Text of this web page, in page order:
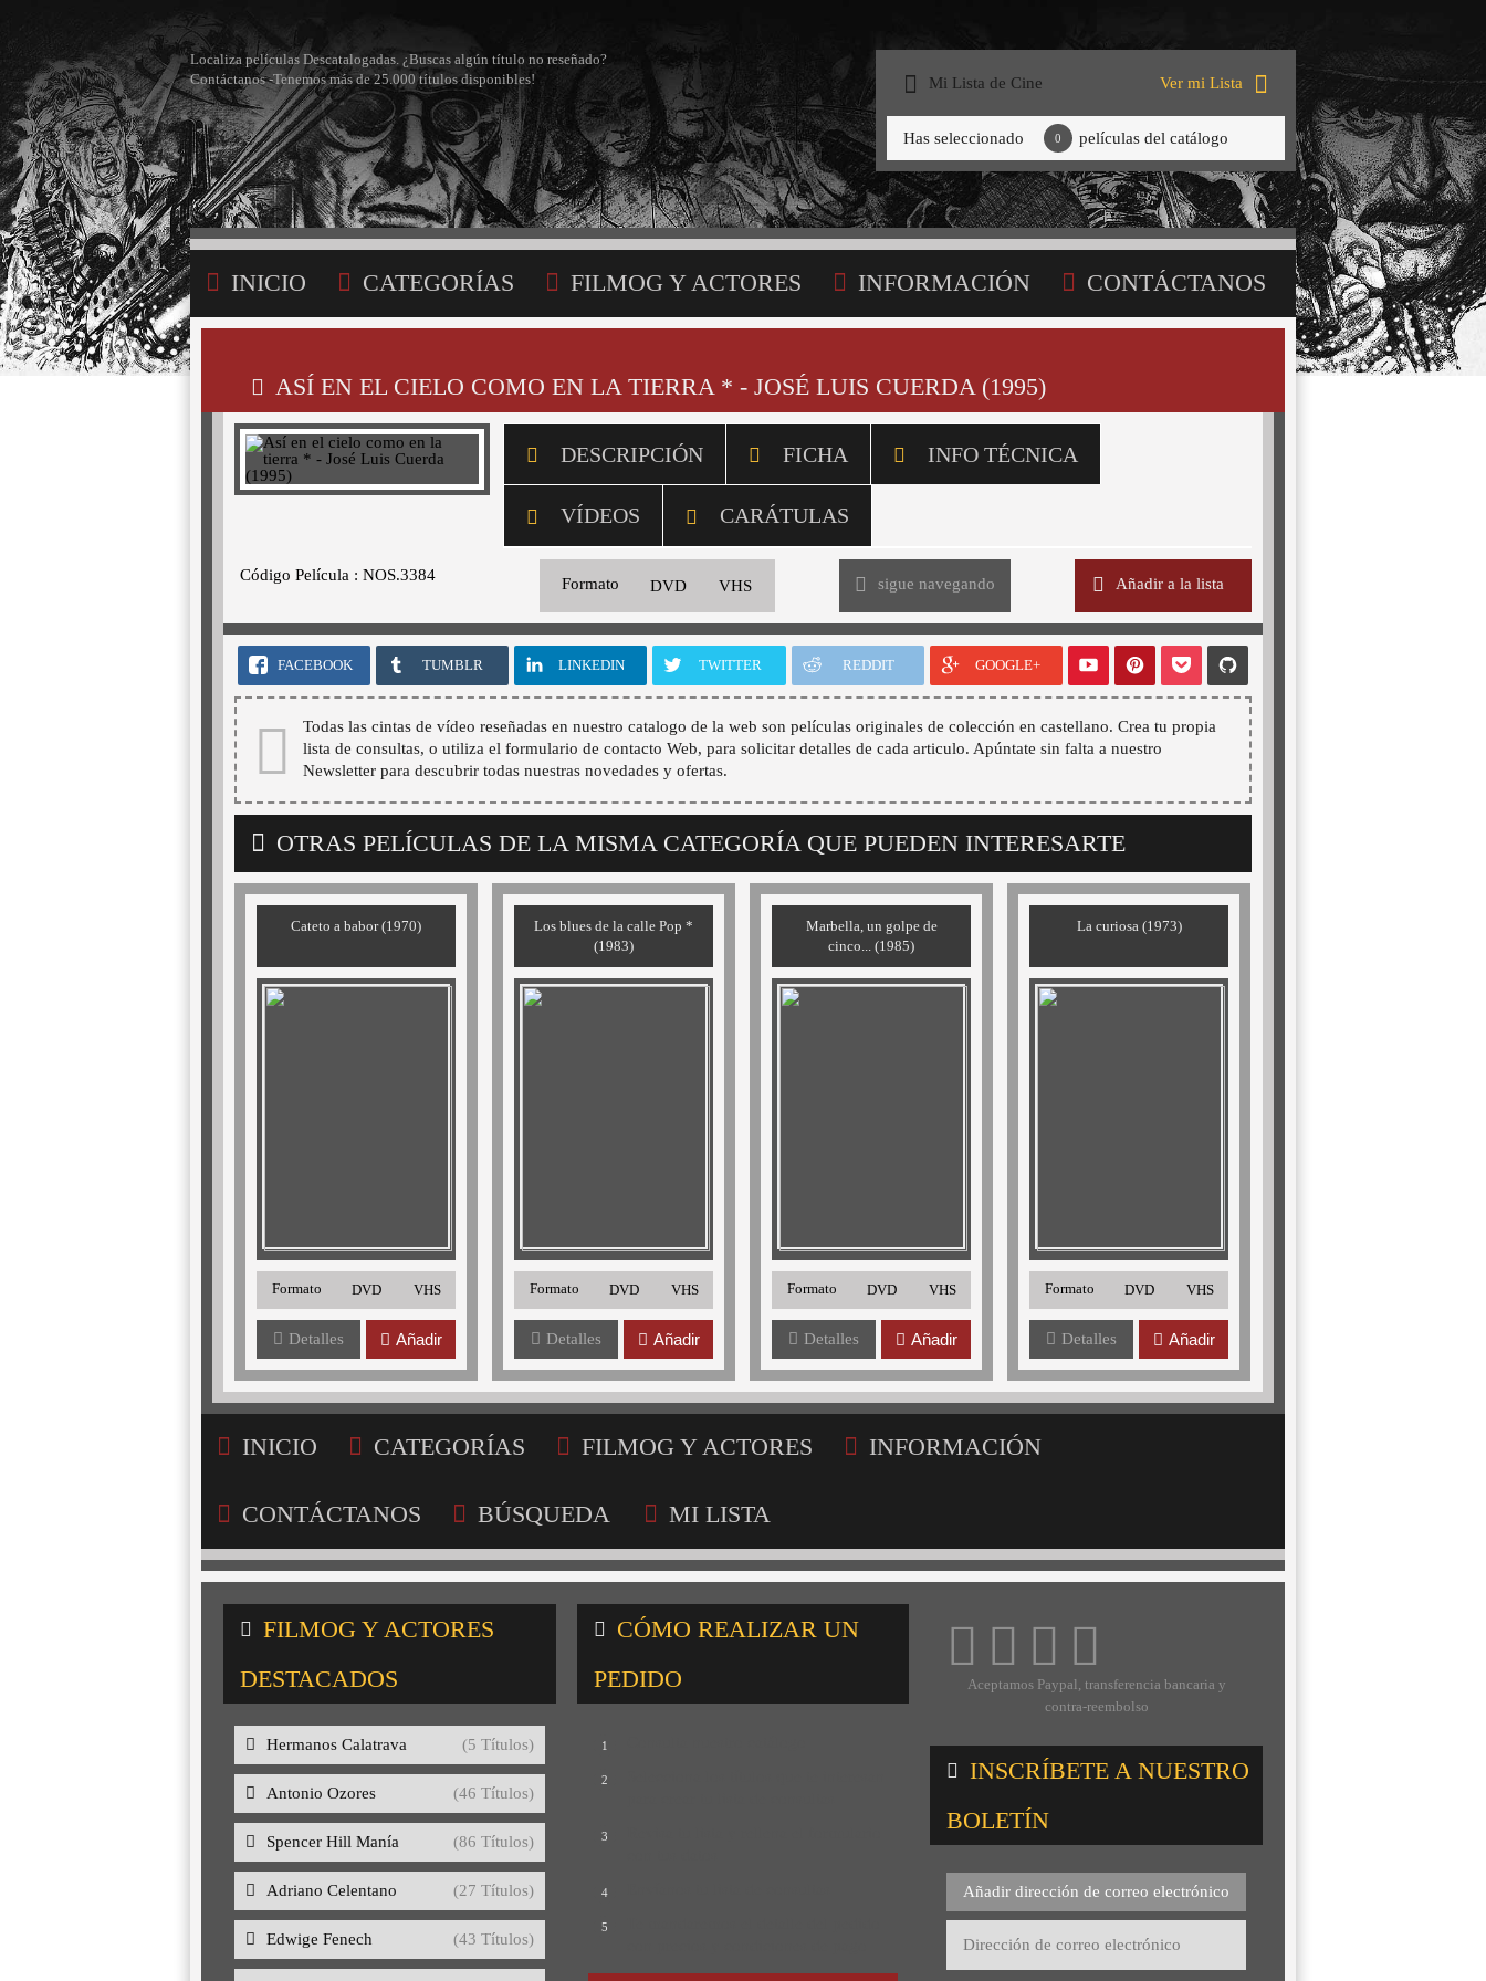
Localiza películas Descatalogadas. ¿Buscas algún título no reseñado?
Contáctanos -Tenemos más de 25.000 títulos disponibles!
Mi Lista de Cine Ver mi Lista
Has seleccionado 0 películas del catálogo
INICIO CATEGORÍAS FILMOG Y ACTORES INFORMACIÓN CONTÁCTANOS
ASÍ EN EL CIELO COMO EN LA TIERRA * - JOSÉ LUIS CUERDA (1995)
DESCRIPCIÓN FICHA INFO TÉCNICA
VÍDEOS CARÁTULAS
Código Película : NOS.3384
Formato DVD VHS sigue navegando Añadir a la lista
FACEBOOK TUMBLR LINKEDIN TWITTER REDDIT GOOGLE+
Todas las cintas de vídeo reseñadas en nuestro catalogo de la web son películas originales de colección en castellano. Crea tu propia
lista de consultas, o utiliza el formulario de contacto Web, para solicitar detalles de cada articulo. Apúntate sin falta a nuestro
Newsletter para descubrir todas nuestras novedades y ofertas.
OTRAS PELÍCULAS DE LA MISMA CATEGORÍA QUE PUEDEN INTERESARTE
Cateto a babor (1970)
Formato DVD VHS
Detalles Añadir
Los blues de la calle Pop *
(1983)
Formato DVD VHS
Detalles Añadir
Marbella, un golpe de
cinco... (1985)
Formato DVD VHS
Detalles Añadir
La curiosa (1973)
Formato DVD VHS
Detalles Añadir
INICIO CATEGORÍAS FILMOG Y ACTORES INFORMACIÓN
CONTÁCTANOS BÚSQUEDA MI LISTA
FILMOG Y ACTORES
DESTACADOS
Hermanos Calatrava (5 Títulos)
Antonio Ozores (46 Títulos)
Spencer Hill Manía (86 Títulos)
Adriano Celentano (27 Títulos)
Edwige Fenech (43 Títulos)
CÓMO REALIZAR UN
PEDIDO
1
2
3
4
5
Aceptamos Paypal, transferencia bancaria y
contra-reembolso
INSCRÍBETE A NUESTRO
BOLETÍN
Añadir dirección de correo electrónico